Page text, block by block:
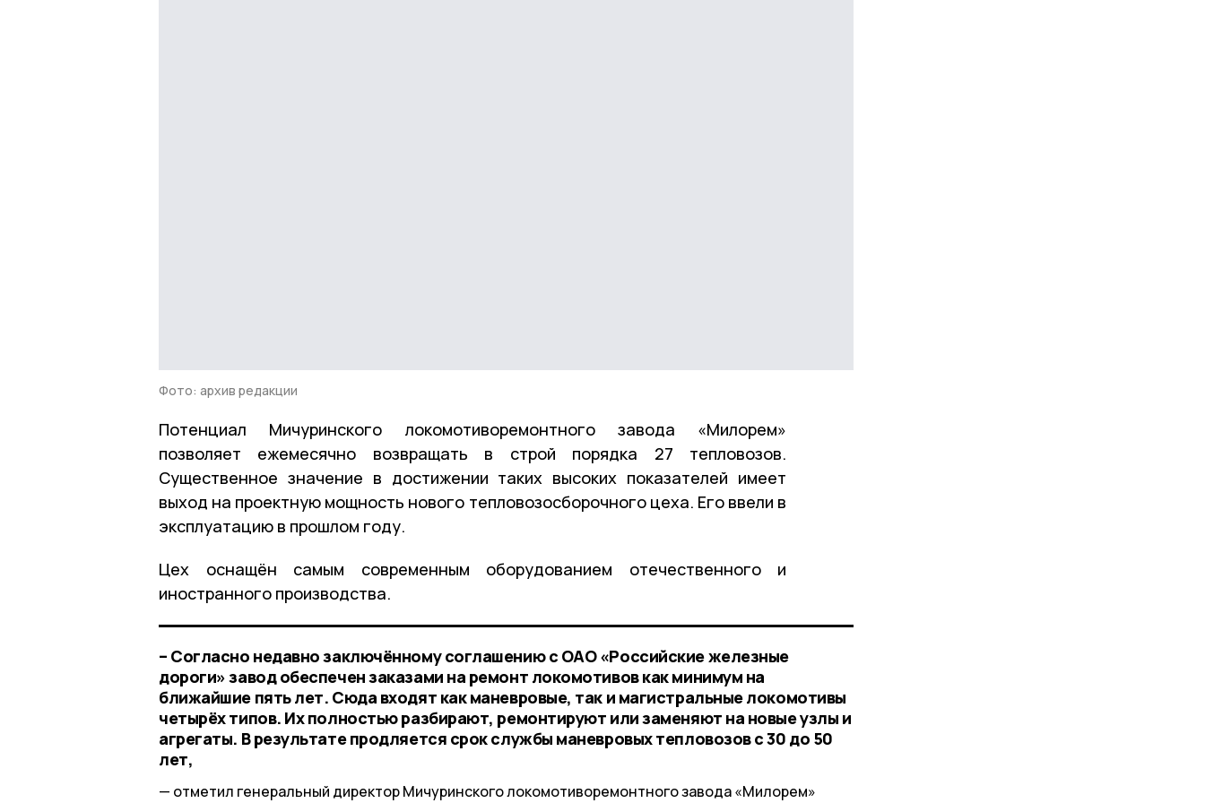
Фото: архив редакции
Потенциал Мичуринского локомотиворемонтного завода «Милорем»
позволяет ежемесячно возвращать в строй порядка 27 тепловозов.
Существенное значение в достижении таких высоких показателей имеет
выход на проектную мощность нового тепловозосборочного цеха. Его ввели в
эксплуатацию в прошлом году.
Цех оснащён самым современным оборудованием отечественного и
иностранного производства.
– Согласно недавно заключённому соглашению с ОАО «Российские железные
дороги» завод обеспечен заказами на ремонт локомотивов как минимум на
ближайшие пять лет. Сюда входят как маневровые, так и магистральные локомотивы
четырёх типов. Их полностью разбирают, ремонтируют или заменяют на новые узлы и
агрегаты. В результате продляется срок службы маневровых тепловозов с 30 до 50
лет,
отметил генеральный директор Мичуринского локомотиворемонтного завода «Милорем»